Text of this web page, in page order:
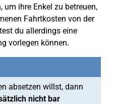
um ihre Enkel zu betreuen,
Fahrtkosten von der
du allerdings eine
vorlegen können.
absetzen willst, dann
nicht bar